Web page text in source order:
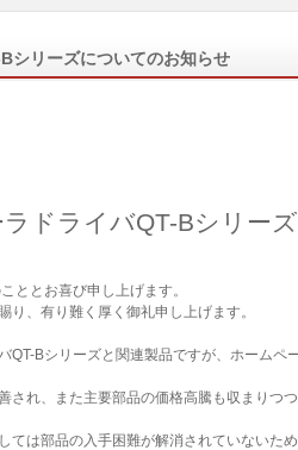
シリーズについてのお知らせ
ドライバQT-Bシリー
ととお喜び申し上げます。
、有り難く厚く御礼申し上げます。
Bシリーズと関連製品ですが、ホームペ
れ、また主要部品の価格高騰も収まりつ
ては部品の入手困難が解消されていないた